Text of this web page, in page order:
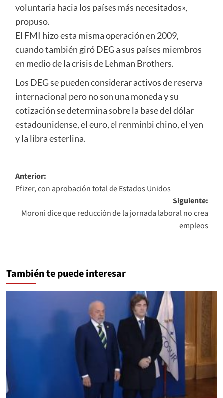
voluntaria hacia los países más necesitados»,
propuso.
El FMI hizo esta misma operación en 2009,
cuando también giró DEG a sus países miembros
en medio de la crisis de Lehman Brothers.
Los DEG se pueden considerar activos de reserva
internacional pero no son una moneda y su
cotización se determina sobre la base del dólar
estadounidense, el euro, el renminbi chino, el yen
y la libra esterlina.
Navegación
de
entradas
Anterior:
Pfizer, con aprobación total de Estados Unidos
Siguiente:
Moroni dice que reducción de la jornada laboral no crea
empleos
También te puede interesar